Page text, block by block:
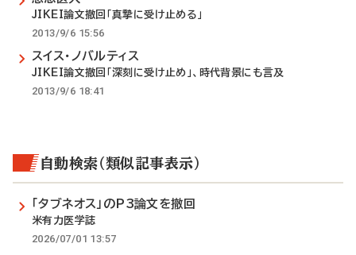
JIKEI論文撤回「真摯に受け止める」
2013/9/6 15:56
スイス・ノバルティス
JIKEI論文撤回「深刻に受け止め」、時代背景にも言及
2013/9/6 18:41
自動検索（類似記事表示）
「タブネオス」のP3論文を撤回
米有力医学誌
2026/07/01 13:57